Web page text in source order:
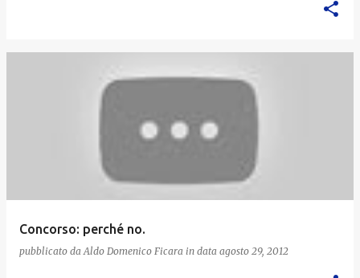
Concorso: perché no.
pubblicato da Aldo Domenico Ficara in data agosto 29, 2012